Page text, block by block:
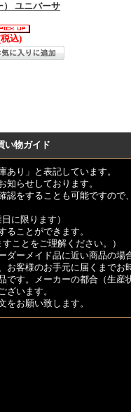
） ユニバーサ
込)
い物ガイド
あり」と表記しています。
知らせしております。
をすることも可能ですので
に限ります）
ることができます。
ことをご理解ください。）
ーメイド品に近い商品の場
客様のお手元に届くまでお
です。メーカーの都合（生産
ざいます。
をお願い致します。